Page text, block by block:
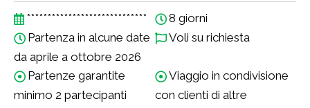
*****************************
8 giorni
Partenza in alcune date
da aprile a ottobre 2026
Voli su richiesta
Partenze garantite
minimo 2 partecipanti
Viaggio in condivisione
con clienti di altre